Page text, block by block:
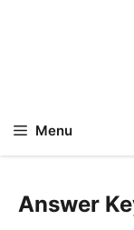
Menu
Answer